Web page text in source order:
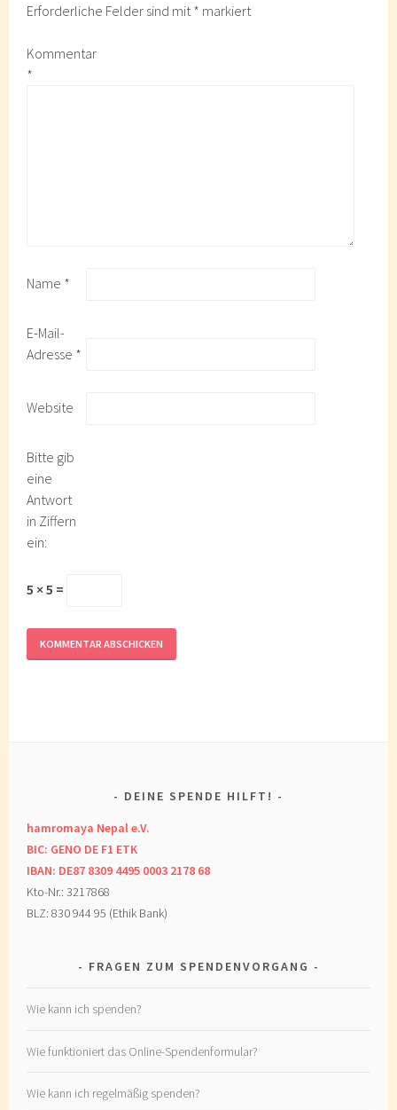
Erforderliche Felder sind mit* markiert
Kommentar
*
Name *
E-Mail-
Adresse *
Website
Bitte gib
eine
Antwort
in Ziffern
ein:
5 × 5 =
DEINE SPENDE HILFT!
hamromaya Nepal e.V.
BIC: GENO DE F1 ETK
IBAN: DE87 8309 4495 0003 2178 68
Kto-Nr.: 3217868
BLZ: 830 944 95 (Ethik Bank)
FRAGEN ZUM SPENDENVORGANG
Wie kann ich spenden?
Wie funktioniert das Online-Spendenformular?
Wie kann ich regelmäßig spenden?